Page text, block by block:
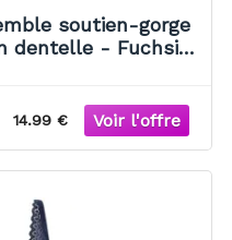
soutien-gorge
dentelle - Fuchsia
14.99 €